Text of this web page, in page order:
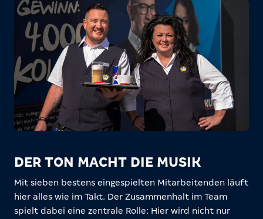
DER TON MACHT DIE MUSIK
Mit sieben bestens eingespielten Mitarbeitenden läuft
hier alles wie im Takt. Der Zusammenhalt im Team
spielt dabei eine zentrale Rolle: Hier wird nicht nur